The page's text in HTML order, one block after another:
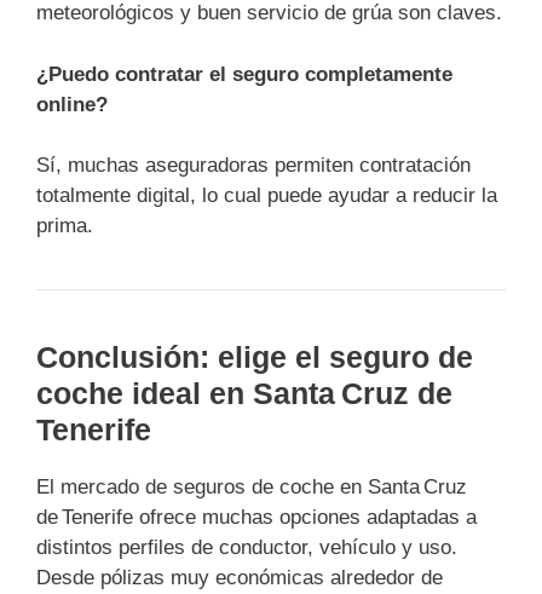
meteorológicos y buen servicio de grúa son claves.
¿Puedo contratar el seguro completamente
online?
Sí, muchas aseguradoras permiten contratación
totalmente digital, lo cual puede ayudar a reducir la
prima.
Conclusión: elige el seguro de
coche ideal en Santa Cruz de
Tenerife
El mercado de seguros de coche en Santa Cruz
de Tenerife ofrece muchas opciones adaptadas a
distintos perfiles de conductor, vehículo y uso.
Desde pólizas muy económicas alrededor de